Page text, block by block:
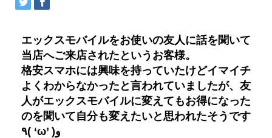
エックスモバイルをお使いの友人に話を聞いて
当店へご来店されたというお客様。
格安スマホには興味を持っていたけどイマイチ
よくわからなかったと言われていましたが、友
人がエックスモバイルに変えてもお得になった
のを聞いて自分も変えたいと思われたそうです
٩( ‘ω’ )و